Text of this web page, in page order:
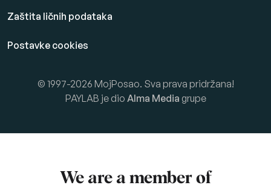
Zaštita ličnih podataka
Postavke cookies
© 1997-2026 MojPosao. Sva prava pridržana!
PAYLAB je dio Alma Media grupe
We are a member of